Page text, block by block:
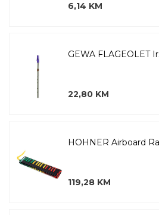
6,14 KM
GEWA FLAGEOLET
22,80 KM
HOHNER Airboard
119,28 KM